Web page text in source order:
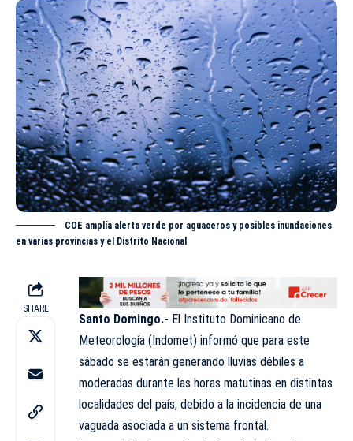
COE amplía alerta verde por aguaceros y posibles inundaciones
en varias provincias y el Distrito Nacional
SHARE
Santo Domingo.- El Instituto Dominicano de
Meteorología (Indomet) informó que para este
sábado se estarán generando lluvias débiles a
moderadas durante las horas matutinas en distintas
localidades del país, debido a la incidencia de una
vaguada asociada a un sistema frontal.